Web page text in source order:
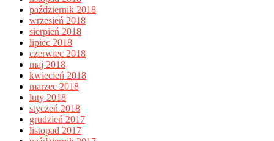
październik 2018
wrzesień 2018
sierpień 2018
lipiec 2018
czerwiec 2018
maj 2018
kwiecień 2018
marzec 2018
luty 2018
styczeń 2018
grudzień 2017
listopad 2017